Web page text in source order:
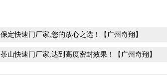
保定快速门厂家,您的放心之选！【广州奇翔】
茶山快速门厂家,达到高度密封效果！【广州奇翔】